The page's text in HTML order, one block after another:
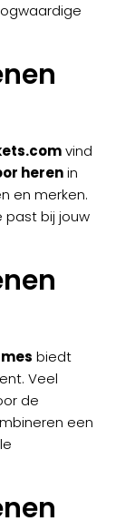
vind
herenin
en merken.
past bij jouw
biedt
Veel
de
een